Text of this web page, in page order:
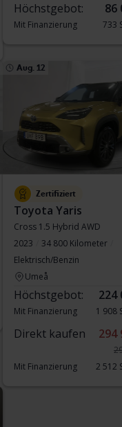
Höchstgebot: 86
Mit Finanzierung 733
Aug. 12
Zertifiziert
Toyota Yaris
Cross 1.5 Hybrid AWD
2023
34 800 Kilometer
Elektrisch/Benzin
Umeå
Höchstgebot: 224
Mit Finanzierung 1 908
Direkt kaufen 294
Mit Finanzierung
2 512